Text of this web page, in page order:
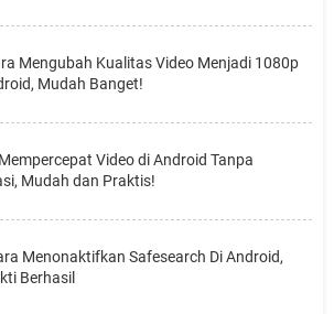
Mengubah Kualitas Video Menjadi 1080p
Mudah Banget!
Video di Android Tanpa
Mudah dan Praktis!
Menonaktifkan Safesearch Di Android,
Berhasil